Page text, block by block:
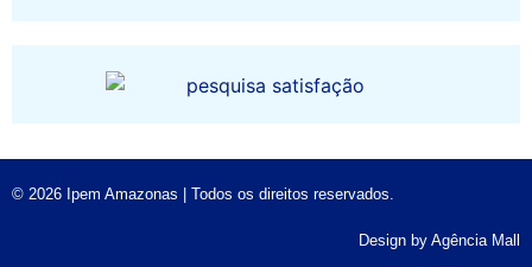
© 2026 Ipem Amazonas | Todos os direitos reservados.
Design by Agência Mall